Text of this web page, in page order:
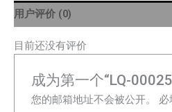
用户评价 (0)
目前还没有评价
成为第一个“LQ-
您的邮箱地址不会被公开。